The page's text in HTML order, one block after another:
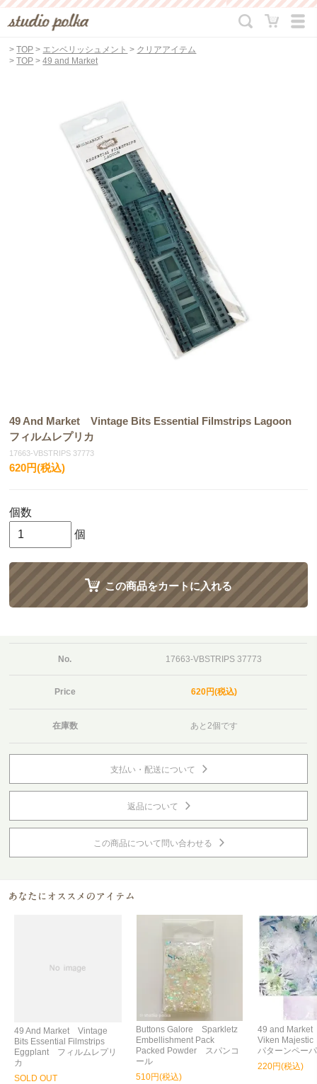
>TOP > エンベリッシュメント > クリアアイテム
>TOP >49 and Market
49 And Market Vintage Bits Essential Filmstrips Lagoon
フィルムレプリカ
17663-VBSTRIPS 37773
620円(税込)
個数
個
この商品をカートに入れる
No. 17663-VBSTRIPS 37773
Price 620円(税込)
在庫数 あと2個です
支払い・配送について
返品について
この商品について問い合わせる
49 And Market Vintage
Bits Essential Filmstrips
Eggplant フィルムレプリ
カ
SOLD OUT
Buttons Galore Sparkletz
Embellishment Pack
Packed Powder スパンコ
ール
510円(税込)
49 and
Viken
パターンペー
220円(税込)